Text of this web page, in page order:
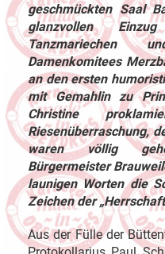
geschmückten Saal
glanzvollen
Tanzmariechen
Damenkomitees
an den ersten
mit Gemahlin zu
Christine
Riesenüberraschung,
waren völlig
Bürgermeister
launigen Worten die
Zeichen der
Aus der Fülle der